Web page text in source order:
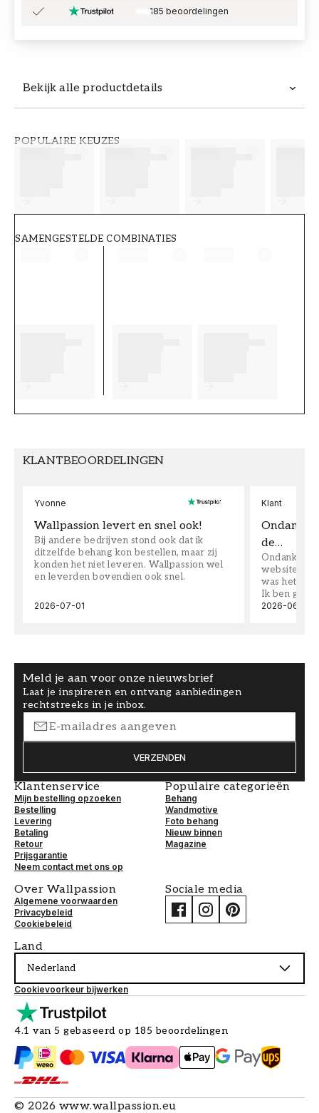
Bekijk alle productdetails
POPULAIRE KEUZES
SAMENGESTELDE COMBINATIES
185 beoordelingen
KLANTBEOORDELINGEN
Yvonne
Wallpassion levert en snel ook!
Bij andere bedrijven stond ook dat ik
ditzelfde behang kon bestellen, maar zij
konden het niet leveren. Wallpassion wel
en leverden bovendien ook snel.
2026-07-01
Klant
Ondanks
de…
Ondanks
website
was het
Ik ben
2026-06-08
Meld je aan voor onze nieuwsbrief
Laat je inspireren en ontvang aanbiedingen
rechtstreeks in je inbox.
VERZENDEN
Klantenservice
Mijn bestelling opzoeken
Bestelling
Levering
Betaling
Retour
Prijsgarantie
Neem contact met ons op
Populaire categorieën
Behang
Wandmotive
Foto behang
Nieuw binnen
Magazine
Over Wallpassion
Algemene voorwaarden
Privacybeleid
Cookiebeleid
Sociale media
Land
Nederland
Cookievoorkeur bijwerken
4.1 van 5 gebaseerd op 185 beoordelingen
© 2026 www.wallpassion.eu